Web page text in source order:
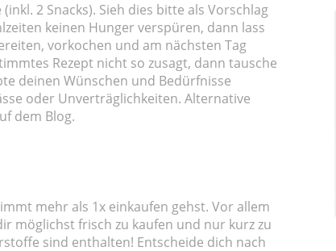
2 Snacks). Sieh dies bitte als Vorschlag
keinen Hunger verspüren, dann lass
vorkochen und am nächsten Tag
Rezept nicht so zusagt, dann tausche
deinen Wünschen und Bedürfnisse
oder Unverträglichkeiten. Alternative
dem Blog.
mehr als 1x einkaufen gehst. Vor allem
möglichst frisch zu kaufen und nur kurz zu
sind enthalten! Entscheide dich nach